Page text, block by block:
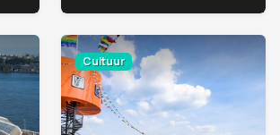
Cultuur